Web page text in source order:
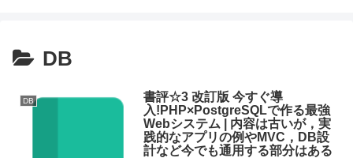
DB
DB
書評☆3 改訂版 今すぐ導
入!PHP×PostgreSQLで作る最強
Webシステム | 内容は古いが，実
践的なアプリの例やMVC，DB設
計など今でも通用する部分はある